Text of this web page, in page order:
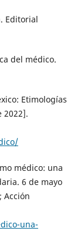
Editorial
del médico.
Etimologías
2022].
médico: una
6 de mayo
Acción
una-